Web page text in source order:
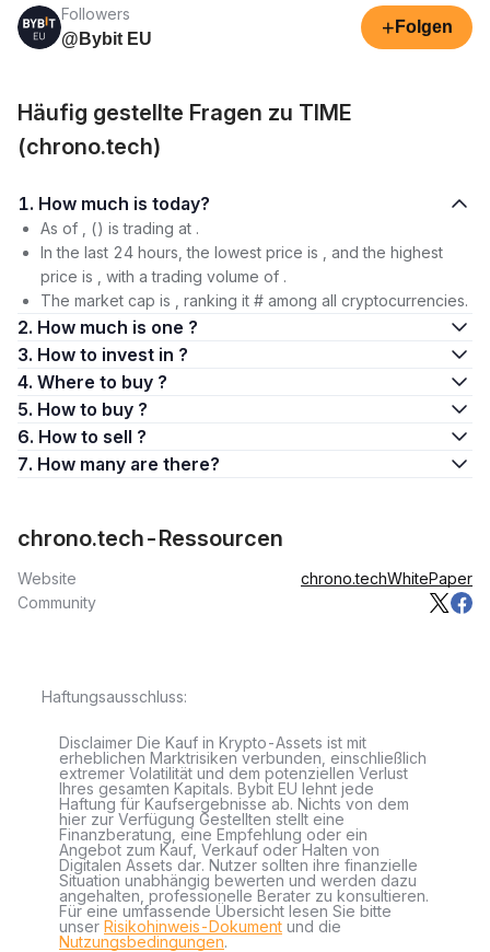
Followers
@Bybit EU
+ Folgen
Häufig gestellte Fragen zu TIME
(chrono.tech)
1. How much is today?
As of , () is trading at .
In the last 24 hours, the lowest price is , and the highest
price is , with a trading volume of .
The market cap is , ranking it # among all cryptocurrencies.
2. How much is one ?
3. How to invest in ?
4. Where to buy ?
5. How to buy ?
6. How to sell ?
7. How many are there?
chrono.tech-Ressourcen
Website chrono.techWhitePaper
Community
Haftungsausschluss:
Disclaimer Die Kauf in Krypto-Assets ist mit
erheblichen Marktrisiken verbunden, einschließlich
extremer Volatilität und dem potenziellen Verlust
Ihres gesamten Kapitals. Bybit EU lehnt jede
Haftung für Kaufsergebnisse ab. Nichts von dem
hier zur Verfügung Gestellten stellt eine
Finanzberatung, eine Empfehlung oder ein
Angebot zum Kauf, Verkauf oder Halten von
Digitalen Assets dar. Nutzer sollten ihre finanzielle
Situation unabhängig bewerten und werden dazu
angehalten, professionelle Berater zu konsultieren.
Für eine umfassende Übersicht lesen Sie bitte
unser Risikohinweis-Dokument und die
Nutzungsbedingungen.